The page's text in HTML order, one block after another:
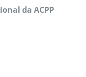
da ACPP